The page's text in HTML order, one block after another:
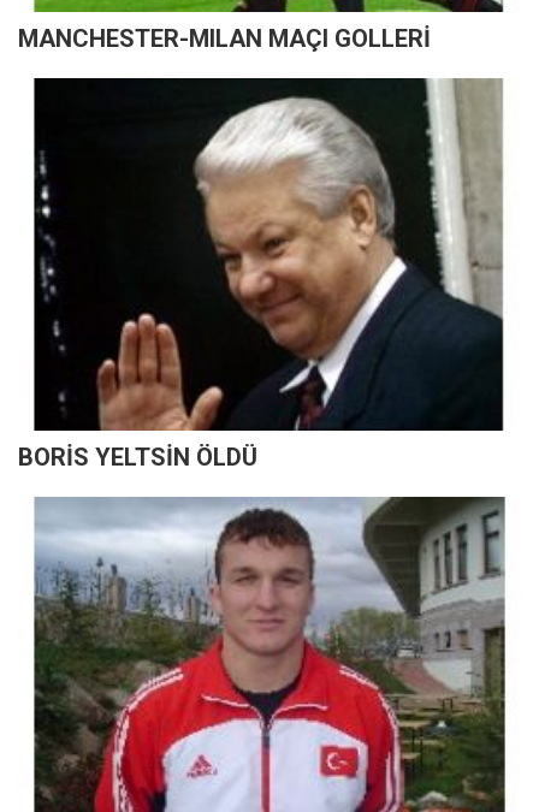
MANCHESTER-MILAN MAÇI GOLLERİ
BORİS YELTSİN ÖLDÜ